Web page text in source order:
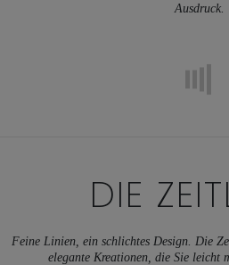
Ausdruck.
DIE
Feine Linien, ein schlichtes Design. Die
elegante Kreationen, die Sie leicht